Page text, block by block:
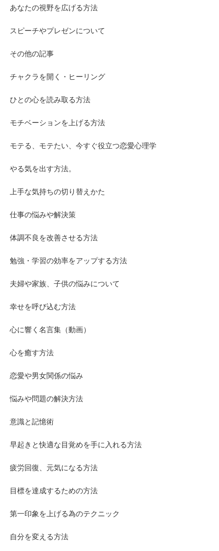
あなたの視野を広げる方法
スピーチやプレゼンについて
その他の記事
チャクラを開く・ヒーリング
ひとの心を読み取る方法
モチベーションを上げる方法
モテる、モテたい、今すぐ役立つ恋愛心理学
やる気を出す方法。
上手な気持ちの切り替えかた
仕事の悩みや解決策
体調不良を改善させる方法
勉強・学習の効率をアップする方法
夫婦や家族、子供の悩みについて
幸せを呼び込む方法
心に響く名言集（動画）
心を癒す方法
恋愛や男女関係の悩み
悩みや問題の解決方法
意識と記憶術
早起きと快適な目覚めを手に入れる方法
疲労回復、元気になる方法
目標を達成するための方法
第一印象を上げる為のテクニック
自分を変える方法